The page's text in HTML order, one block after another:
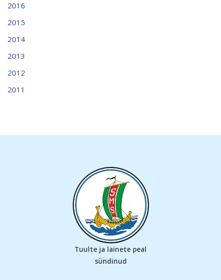
2016
2015
2014
2013
2012
2011
Tuulte ja lainete peal
sündinud